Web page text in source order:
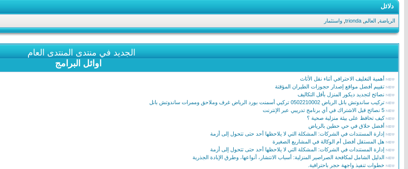
دلائل
الرياضة العالم trionda واستثمار
الجديد في منتدى المنتدى العام
اوائل البرامج
أهمية التغليف الاحترافي أثناء نقل الأثاث
تقييم أفضل مواقع إصدار حجوزات الطيران المؤقتة
نصائح لتجديد ديكور المنزل بأقل التكاليف
تركيب ساندوتش بانل الرياض 0502210002 تركيي أسمنت بورد الرياض غرف وملاحق وممرات ساندوتش بانل
5 نصائح قبل الاشتراك في أي برنامج تدريبي عبر الإنترنت
كيف تحافظ على بيئة منزلية صحية ؟
أفضل حلاق في حي حطين بالرياض
إدارة المستندات في الشركات: المشكلة التي لا يلاحظها أحد حتى تتحول إلى أزمة
هل المستقل أفضل أم الوكالة في المشاريع الصغيرة
إدارة المستندات في الشركات: المشكلة التي لا يلاحظها أحد حتى تتحول إلى أزمة
الدليل الشامل لمكافحة الصراصير المنزلية: أسباب الانتشار، أنواعها، وطرق الإبادة الجذرية
خطوات تنفيذ واجهة حجر باحترافية.